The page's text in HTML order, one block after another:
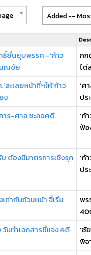
Added --
ยื่นยุบพรรค -‘ก้าว
นญชัย
กก
ไต่
ละเลยหน้าที่ฯให้‘ก้าว
ง
‘ศ
ปร
าร-ศาล ชะลอคดี
‘ก้
ฟ้อ
ต้องมีมาตรการเชิงรุก
‘ก้
ปร
ท่ากันถ้วนหน้า จี้เริ่ม
พร
วันทำเอกสารชี้แจง คดี
‘ชั
พิจ